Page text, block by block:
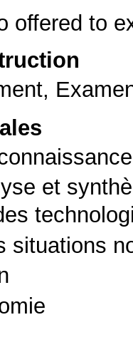
offered to
et
situations